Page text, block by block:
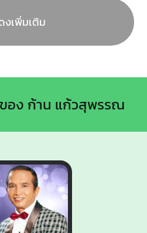
งเพิ่มเติม
อง ก้าน แก้วสุพรรณ